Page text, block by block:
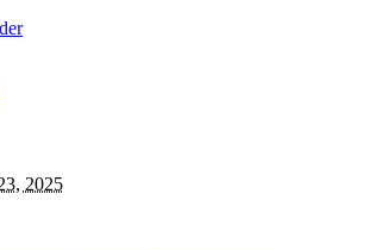
2025